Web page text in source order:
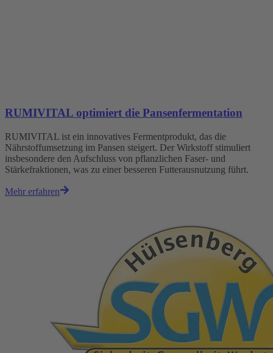
RUMIVITAL optimiert die Pansenfermentation
RUMIVITAL ist ein innovatives Fermentprodukt, das die
Nährstoffumsetzung im Pansen steigert. Der Wirkstoff stimuliert
insbesondere den Aufschluss von pflanzlichen Faser- und
Stärkefraktionen, was zu einer besseren Futterausnutzung führt.
Mehr erfahren